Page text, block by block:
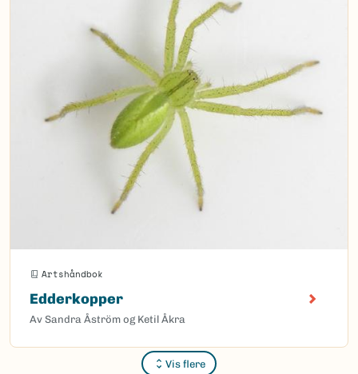
Artshåndbok
Edderkopper
Av Sandra Åström og Ketil Åkra
Vis flere